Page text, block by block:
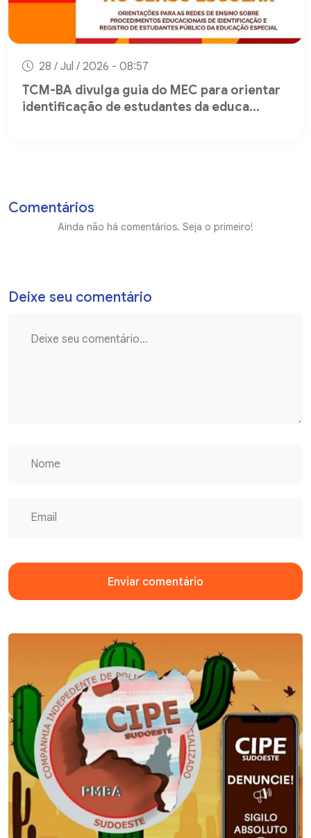
28 / Jul / 2026 - 08:57
TCM-BA divulga guia do MEC para orientar
identificação de estudantes da educa...
Comentários
Ainda não há comentários. Seja o primeiro!
Deixe seu comentário
Enviar comentário